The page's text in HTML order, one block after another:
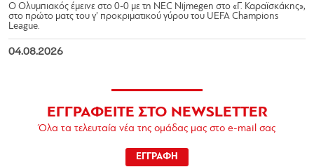
Ο Ολυμπιακός έμεινε στο 0-0 με τη NEC Nijmegen στο «Γ. Καραϊσκάκης»,
στο πρώτο ματς του γ’ προκριματικού γύρου του UEFA Champions
League.
04.08.2026
ΕΓΓΡΑΦΕΙΤΕ ΣΤΟ NEWSLETTER
Όλα τα τελευταία νέα της ομάδας μας στο e-mail σας
ΕΓΓΡΑΦΗ